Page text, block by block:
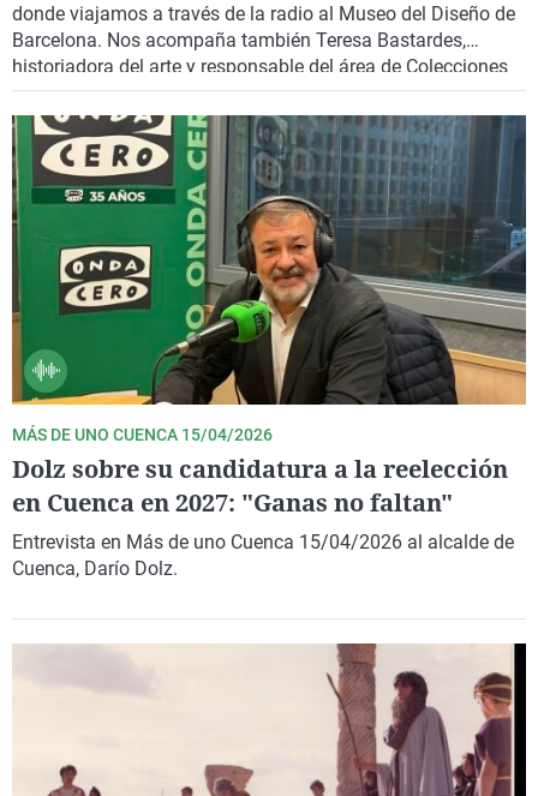
donde viajamos a través de la radio al Museo del Diseño de
Barcelona. Nos acompaña también Teresa Bastardes,
historiadora del arte y responsable del área de Colecciones
del Museo del Diseño de Barcelona.
MÁS DE UNO CUENCA 15/04/2026
Dolz sobre su candidatura a la reelección
en Cuenca en 2027: "Ganas no faltan"
Entrevista en Más de uno Cuenca 15/04/2026 al alcalde de
Cuenca, Darío Dolz.